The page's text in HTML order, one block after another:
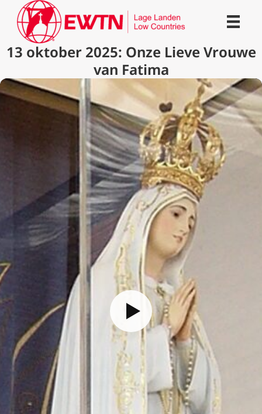
13 oktober 2025: Onze Lieve Vrouwe
van Fatima